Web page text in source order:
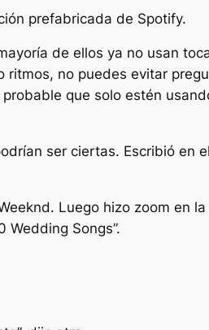
prefabricada de Spotify.
de ellos ya no usan
ritmos, no puedes evitar
que solo estén
ser ciertas. Escribió en
Luego hizo zoom en la
Songs”.